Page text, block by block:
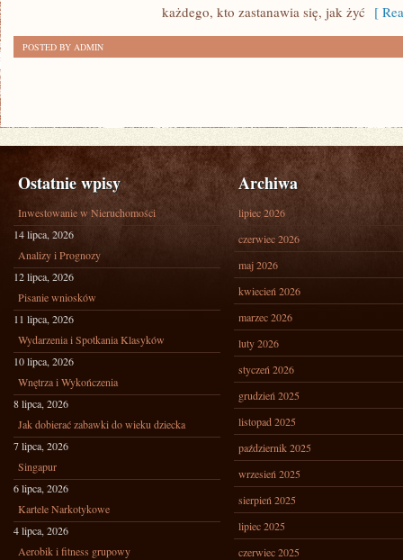
każdego, kto zastanawia się, jak żyć [
POSTED BY ADMIN
Ostatnie wpisy
Inwestowanie w Nieruchomości
14 lipca, 2026
Analizy i Prognozy
12 lipca, 2026
Pisanie wniosków
11 lipca, 2026
Wydarzenia i Spotkania Klasyków
10 lipca, 2026
Wnętrza i Wykończenia
8 lipca, 2026
Jak dobierać zabawki do wieku dziecka
7 lipca, 2026
Singapur
6 lipca, 2026
Kartele Narkotykowe
4 lipca, 2026
Aerobik i fitness grupowy
Archiwa
lipiec 2026
czerwiec 2026
maj 2026
kwiecień 2026
marzec 2026
luty 2026
styczeń 2026
grudzień 2025
listopad 2025
październik 2025
wrzesień 2025
sierpień 2025
lipiec 2025
czerwiec 2025